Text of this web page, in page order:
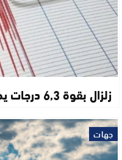
زلزال بقوة 6,3 درجات يضرب جنوب الفيليبين
جهات